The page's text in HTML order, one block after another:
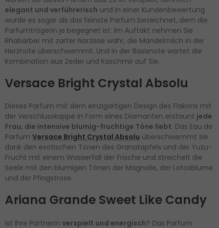
elegant und verführerisch und in einer Kundenbewertung
wurde es sogar als das feinste Parfum bezeichnet, dem die
Parfumträgerin je begegnet ist. Im Auftakt nehmen Sie
Rhabarber mit zarter Narzisse wahr, die Mandelmilch in der
Herznote überschwemmt. Und in der Basisnote wartet die
Kombination aus Zeder und Kaschmir auf Sie.
Versace Bright Crystal Absolu
Dieses Parfum mit dem einzigartigen Design des Flakons mit
der Verschlusskappe in Form eines Diamanten erstaunt jede
Frau, die intensive blumig-fruchtige Töne liebt. Das Eau de
Parfum Versace Bright Crystal Absolu überschwemmt sie
dank den exotischen Tönen des Granatapfels und der Yuzu-
Frucht mit einem Wasserfall der Frische und streichelt die
Seele mit den blumigen Tönen der Magnolie, der Lotosblume
und der Pfingstrose.
Ariana Grande Sweet Like Candy
Ist Ihre Partnerin verspielt und energisch? Das Parfum